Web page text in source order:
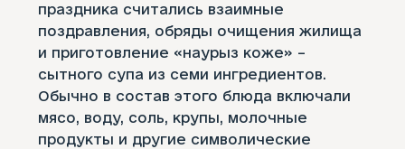
праздника считались взаимные
поздравления, обряды очищения жилища
и приготовление «наурыз коже» –
сытного супа из семи ингредиентов.
Обычно в состав этого блюда включали
мясо, воду, соль, крупы, молочные
продукты и другие символические